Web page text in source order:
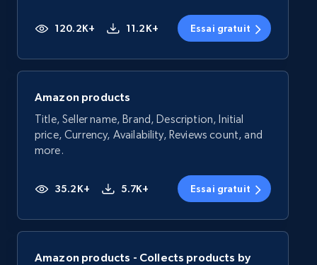
120.2K+ 11.2K+ Essai gratuit
Amazon products
Title, Seller name, Brand, Description, Initial
price, Currency, Availability, Reviews count, and
more.
35.2K+ 5.7K+ Essai gratuit
Amazon products - Collects products by